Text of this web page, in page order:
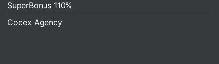
SuperBonus 110%
Codex Agency